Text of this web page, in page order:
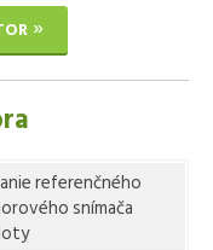
referenčného
snímača